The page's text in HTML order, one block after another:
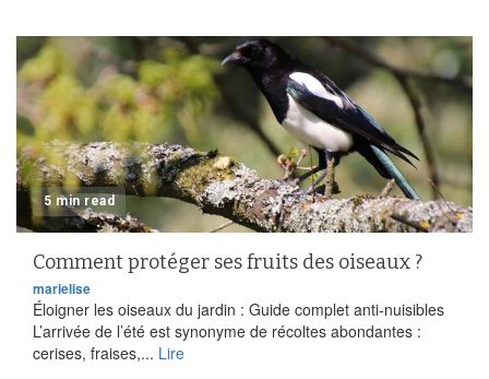
5 min read
Comment protéger ses fruits des oiseaux ?
marielise
Éloigner les oiseaux du jardin : Guide complet anti-nuisibles
L’arrivée de l’été est synonyme de récoltes abondantes :
cerises, fraises,... Lire